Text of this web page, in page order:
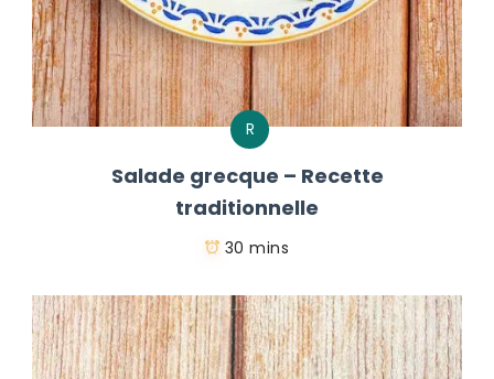
R
Salade grecque – Recette
traditionnelle
30 mins